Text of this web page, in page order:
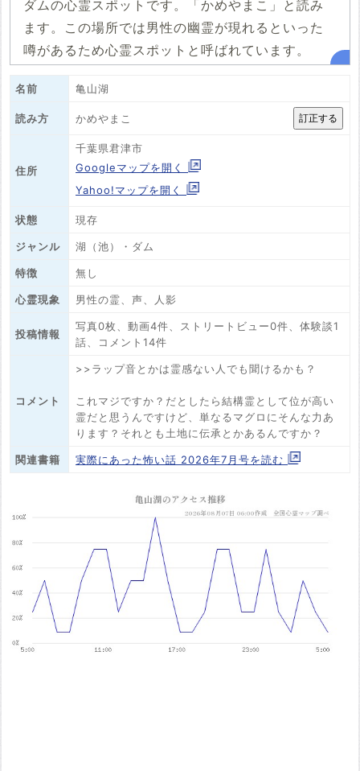
ダムの心霊スポットです。「かめやまこ」と読み
ます。この場所では男性の幽霊が現れるといった
噂があるため心霊スポットと呼ばれています。
名前 亀山湖
読み方 かめやまこ
住所
千葉県君津市
Googleマップを開く
Yahoo!マップを開く
状態 現存
ジャンル 湖（池）・ダム
特徴 無し
心霊現象 男性の霊、声、人影
投稿情報
写真0枚、動画4件、ストリートビュー0件、体験談1
話、コメント14件
コメント
>>ラップ音とかは霊感ない人でも聞けるかも？
これマジですか？だとしたら結構霊として位が高い
霊だと思うんですけど、単なるマグロにそんな力あ
ります？それとも土地に伝承とかあるんですか？
関連書籍 実際にあった怖い話 2026年7月号を読む